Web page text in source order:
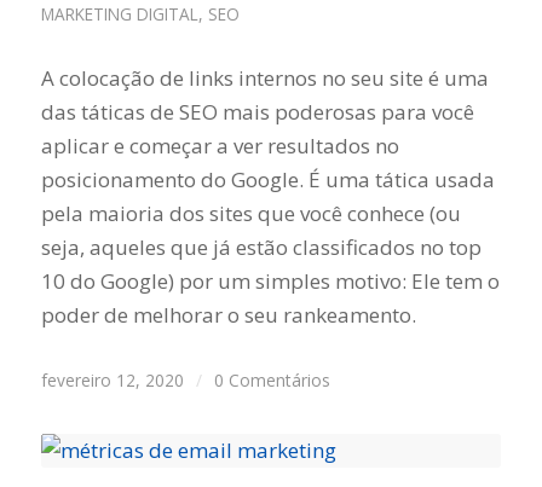
MARKETING DIGITAL , SEO
A colocação de links internos no seu site é uma
das táticas de SEO mais poderosas para você
aplicar e começar a ver resultados no
posicionamento do Google. É uma tática usada
pela maioria dos sites que você conhece (ou
seja, aqueles que já estão classificados no top
10 do Google) por um simples motivo: Ele tem o
poder de melhorar o seu rankeamento.
fevereiro 12, 2020 / 0 Comentários